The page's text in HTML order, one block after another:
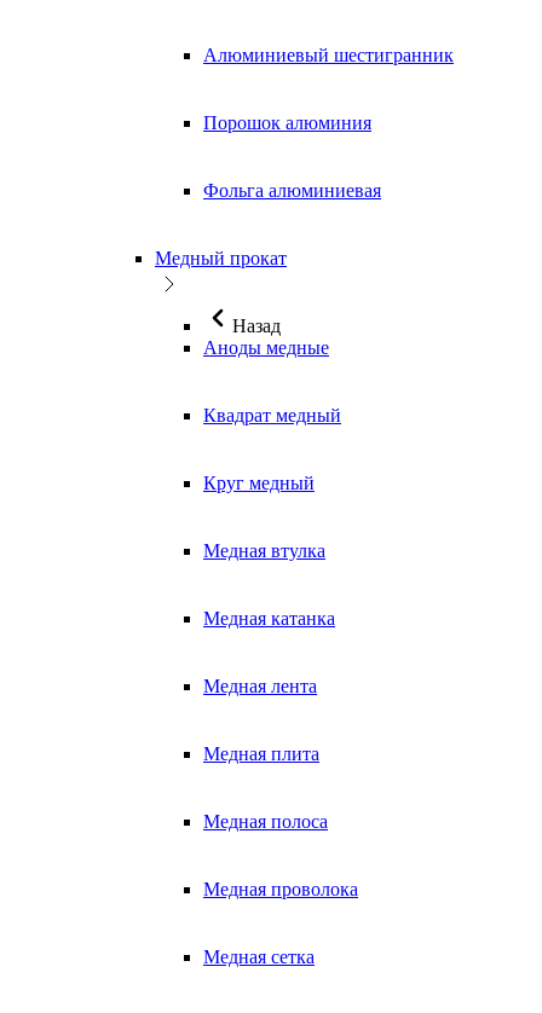
Алюминиевый шестигранник
Порошок алюминия
Фольга алюминиевая
Медный прокат
Назад
Аноды медные
Квадрат медный
Круг медный
Медная втулка
Медная катанка
Медная лента
Медная плита
Медная полоса
Медная проволока
Медная сетка